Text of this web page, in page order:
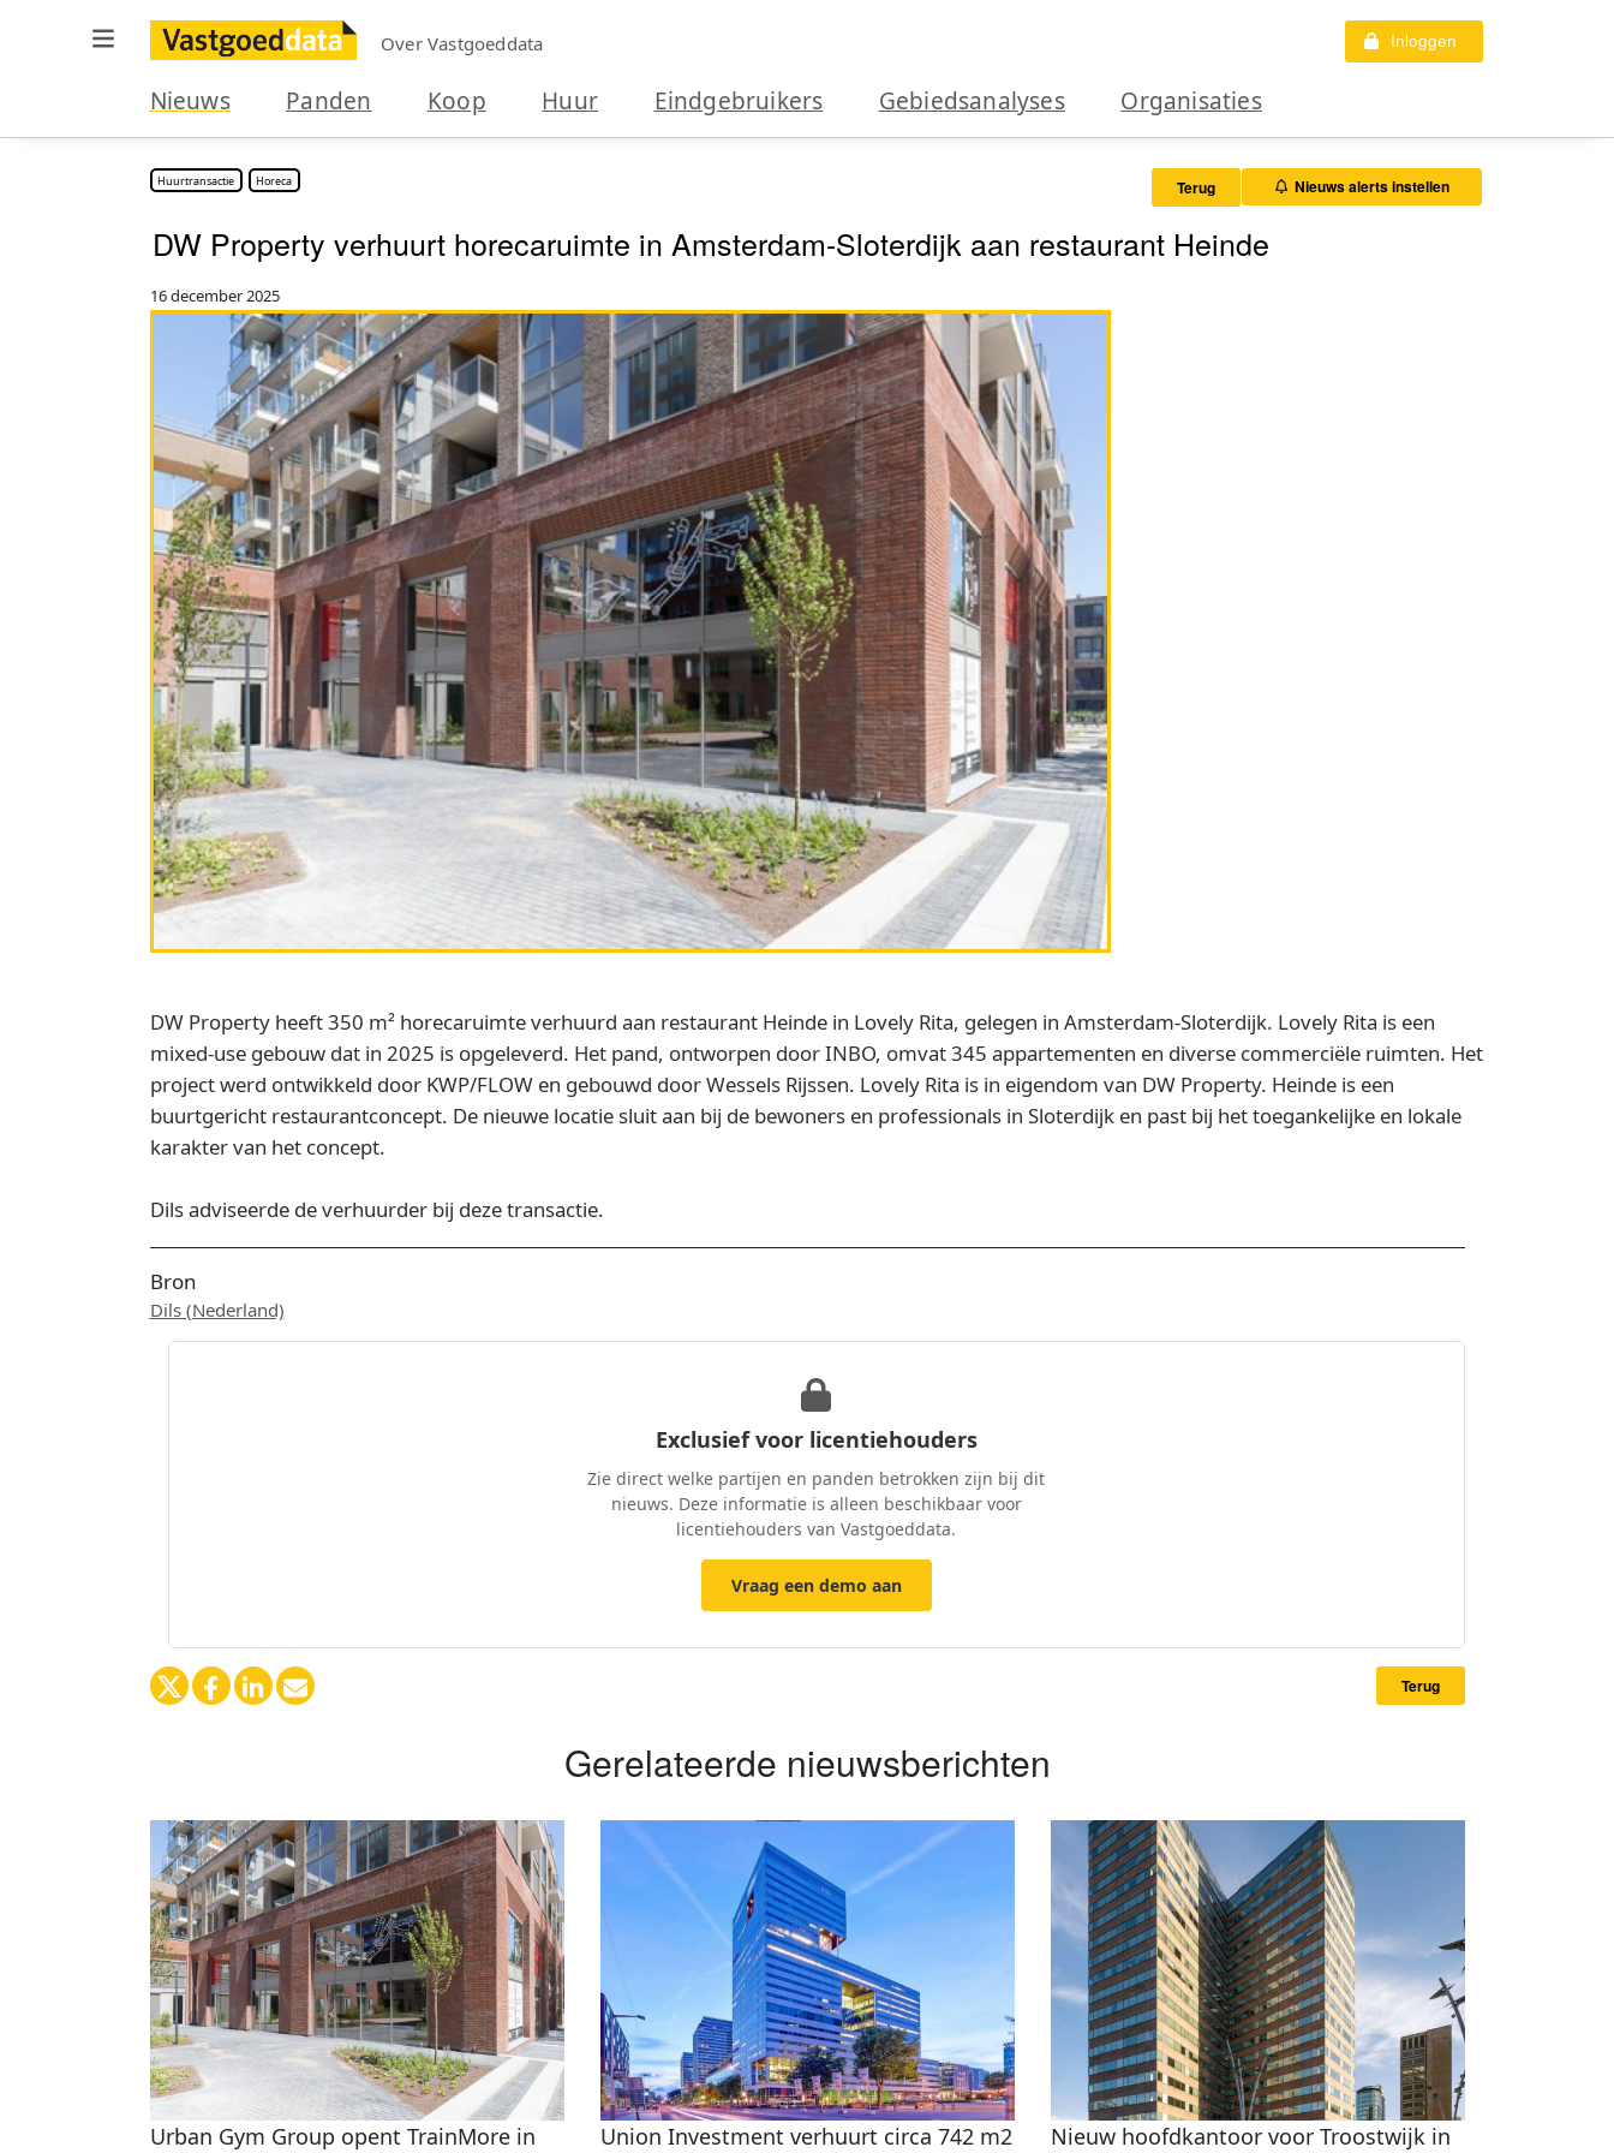
Over Vastgoeddata Inloggen
Nieuws Panden Koop Huur Eindgebruikers Gebiedsanalyses Organisaties
Huurtransactie Horeca Terug Nieuws alerts instellen
DW Property verhuurt horecaruimte in Amsterdam-Sloterdijk aan restaurant Heinde
16 december 2025
DW Property heeft 350 m² horecaruimte verhuurd aan restaurant Heinde in Lovely Rita, gelegen in Amsterdam-Sloterdijk. Lovely Rita is een
mixed-use gebouw dat in 2025 is opgeleverd. Het pand, ontworpen door INBO, omvat 345 appartementen en diverse commerciële ruimten. Het
project werd ontwikkeld door KWP/FLOW en gebouwd door Wessels Rijssen. Lovely Rita is in eigendom van DW Property. Heinde is een
buurtgericht restaurantconcept. De nieuwe locatie sluit aan bij de bewoners en professionals in Sloterdijk en past bij het toegankelijke en lokale
karakter van het concept.
Dils adviseerde de verhuurder bij deze transactie.
Bron
Dils (Nederland)
Exclusief voor licentiehouders
Zie direct welke partijen en panden betrokken zijn bij dit
nieuws. Deze informatie is alleen beschikbaar voor
licentiehouders van Vastgoeddata.
Vraag een demo aan
Terug
Gerelateerde nieuwsberichten
Urban Gym Group opent TrainMore in Union Investment verhuurt circa 742 m2 Nieuw hoofdkantoor voor Troostwijk in